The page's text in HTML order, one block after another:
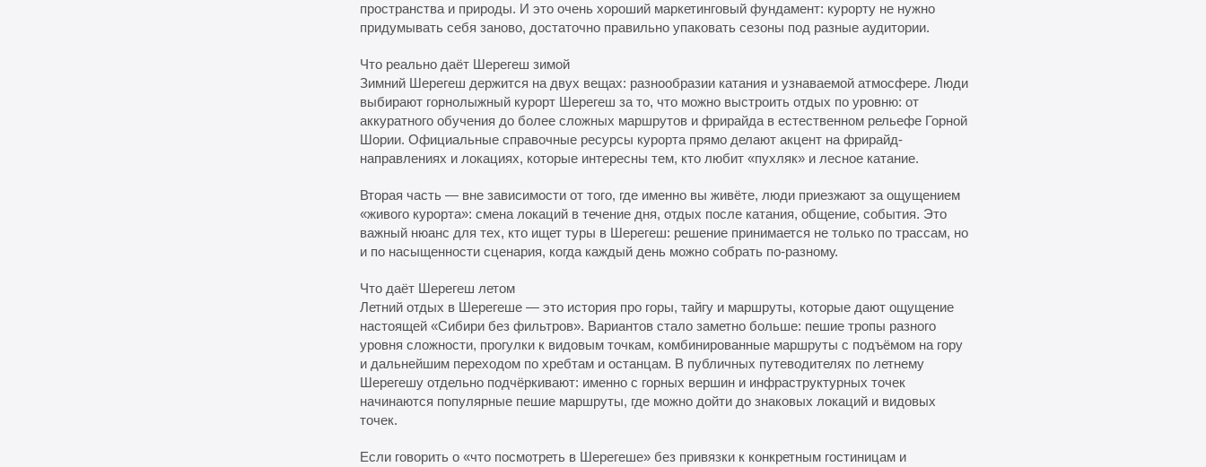
пространства и природы. И это очень хороший маркетинговый фундамент: курорту не нужно
придумывать себя заново, достаточно правильно упаковать сезоны под разные аудитории.
Что реально даёт Шерегеш зимой
Зимний Шерегеш держится на двух вещах: разнообразии катания и узнаваемой атмосфере. Люди
выбирают горнолыжный курорт Шерегеш за то, что можно выстроить отдых по уровню: от
аккуратного обучения до более сложных маршрутов и фрирайда в естественном рельефе Горной
Шории. Официальные справочные ресурсы курорта прямо делают акцент на фрирайд-
направлениях и локациях, которые интересны тем, кто любит «пухляк» и лесное катание.
Вторая часть — вне зависимости от того, где именно вы живёте, люди приезжают за ощущением
«живого курорта»: смена локаций в течение дня, отдых после катания, общение, события. Это
важный нюанс для тех, кто ищет туры в Шерегеш: решение принимается не только по трассам, но
и по насыщенности сценария, когда каждый день можно собрать по-разному.
Что даёт Шерегеш летом
Летний отдых в Шерегеше — это история про горы, тайгу и маршруты, которые дают ощущение
настоящей «Сибири без фильтров». Вариантов стало заметно больше: пешие тропы разного
уровня сложности, прогулки к видовым точкам, комбинированные маршруты с подъёмом на гору
и дальнейшим переходом по хребтам и останцам. В публичных путеводителях по летнему
Шерегешу отдельно подчёркивают: именно с горных вершин и инфраструктурных точек
начинаются популярные пешие маршруты, где можно дойти до знаковых локаций и видовых
точек.
Если говорить о «что посмотреть в Шерегеше» без привязки к конкретным гостиницам и